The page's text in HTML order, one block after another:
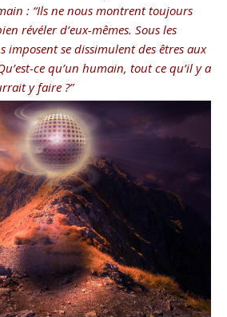
: “Ils ne nous montrent toujours
révéler d’eux-mêmes. Sous les
imposent se dissimulent des êtres aux
ce qu’un humain, tout ce qu’il y a
y faire ?”